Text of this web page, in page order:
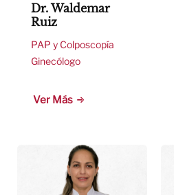
Dr. Waldemar
Ruiz
PAP y Colposcopía
Ginecólogo
Ver Más